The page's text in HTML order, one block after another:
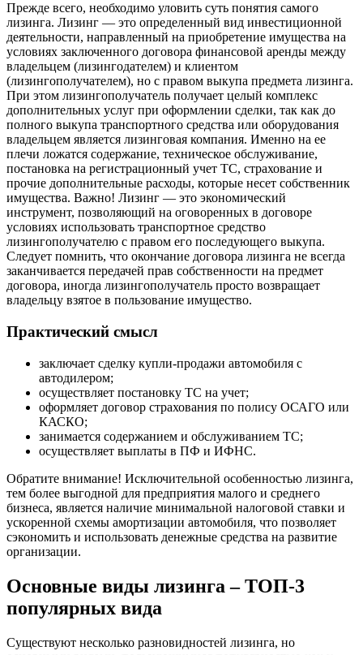
Прежде всего, необходимо уловить суть понятия самого
лизинга. Лизинг — это определенный вид инвестиционной
деятельности, направленный на приобретение имущества на
условиях заключенного договора финансовой аренды между
владельцем (лизингодателем) и клиентом
(лизингополучателем), но с правом выкупа предмета лизинга.
При этом лизингополучатель получает целый комплекс
дополнительных услуг при оформлении сделки, так как до
полного выкупа транспортного средства или оборудования
владельцем является лизинговая компания. Именно на ее
плечи ложатся содержание, техническое обслуживание,
постановка на регистрационный учет ТС, страхование и
прочие дополнительные расходы, которые несет собственник
имущества. Важно! Лизинг — это экономический
инструмент, позволяющий на оговоренных в договоре
условиях использовать транспортное средство
лизингополучателю с правом его последующего выкупа.
Следует помнить, что окончание договора лизинга не всегда
заканчивается передачей прав собственности на предмет
договора, иногда лизингополучатель просто возвращает
владельцу взятое в пользование имущество.
Практический смысл
заключает сделку купли-продажи автомобиля с
автодилером;
осуществляет постановку ТС на учет;
оформляет договор страхования по полису ОСАГО или
КАСКО;
занимается содержанием и обслуживанием ТС;
осуществляет выплаты в ПФ и ИФНС.
Обратите внимание! Исключительной особенностью лизинга,
тем более выгодной для предприятия малого и среднего
бизнеса, является наличие минимальной налоговой ставки и
ускоренной схемы амортизации автомобиля, что позволяет
сэкономить и использовать денежные средства на развитие
организации.
Основные виды лизинга – ТОП-3
популярных вида
Существуют несколько разновидностей лизинга, но